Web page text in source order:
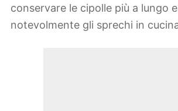
conservare le cipolle più a lungo
notevolmente gli sprechi in